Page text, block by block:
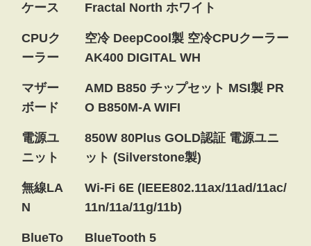
ケース Fractal North ホワイト
CPUク
ーラー
空冷 DeepCool製 空冷CPUクーラー
AK400 DIGITAL WH
マザー
ボード
AMD B850 チップセット MSI製 PR
O B850M-A WIFI
電源ユ
ニット
850W 80Plus GOLD認証 電源ユニ
ット (Silverstone製)
無線LA
N
Wi-Fi 6E (IEEE802.11ax/11ad/11ac/
11n/11a/11g/11b)
BlueTo
BlueTooth 5